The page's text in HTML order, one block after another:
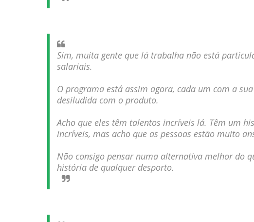
AEW Collision 25 JULY 2026
WWE Friday Night Smackdown 24 July 2026
Unknown
TNA iMPACT Wrestling 23 July 2026
AEW Dynamite 22JUL26
WWE NXT 21 JULY 2026
AEW Dynamite 05AUG26
Unknown
WWE NXT 04 Aug 2026
Unknown
Sim, muita gente que lá trabalha não está
salariais.
O programa está assim agora, cada um com a
desiludida com o produto.
Acho que eles têm talentos incríveis lá. Têm um
incríveis, mas acho que as pessoas estão muito
Não consigo pensar numa alternativa melhor do
história de qualquer desporto.